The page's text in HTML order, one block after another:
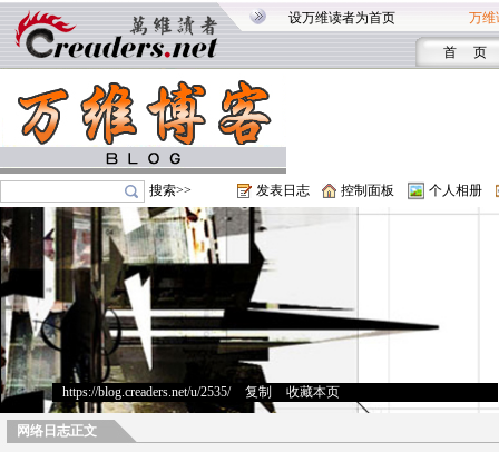
设万维读者为首页 万维
首 页
搜索>> 发表日志 控制面板 个人相册
https://blog.creaders.net/u/2535/> 复制 收藏本页
网络日志正文